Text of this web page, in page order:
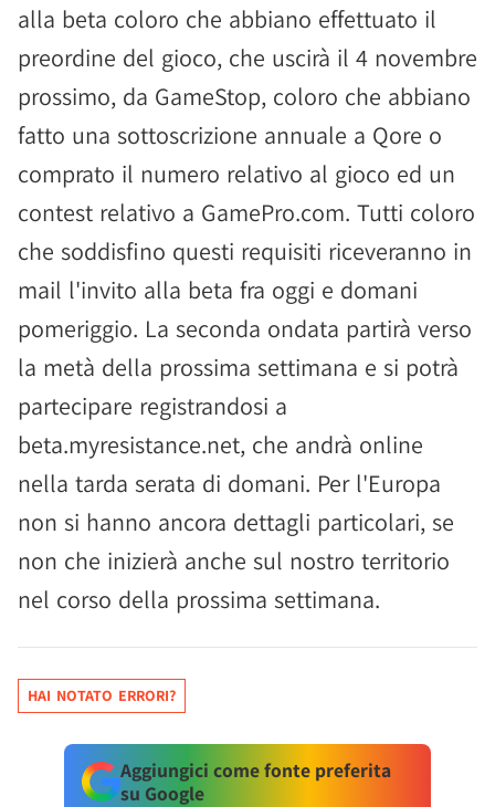
alla beta coloro che abbiano effettuato il
preordine del gioco, che uscirà il 4 novembre
prossimo, da GameStop, coloro che abbiano
fatto una sottoscrizione annuale a Qore o
comprato il numero relativo al gioco ed un
contest relativo a GamePro.com. Tutti coloro
che soddisfino questi requisiti riceveranno in
mail l'invito alla beta fra oggi e domani
pomeriggio. La seconda ondata partirà verso
la metà della prossima settimana e si potrà
partecipare registrandosi a
beta.myresistance.net, che andrà online
nella tarda serata di domani. Per l'Europa
non si hanno ancora dettagli particolari, se
non che inizierà anche sul nostro territorio
nel corso della prossima settimana.
HAI NOTATO ERRORI?
Aggiungici come fonte preferita
su Google